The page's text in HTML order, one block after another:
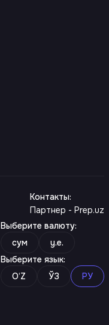
Контакты:
Партнер - Prep.uz
Выберите валюту:
сум
y.e.
Выберите язык:
O‘Z
ЎЗ РУ